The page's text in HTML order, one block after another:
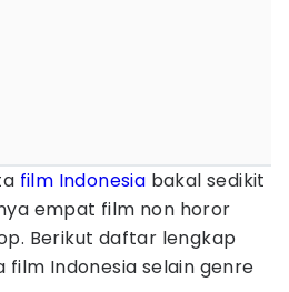
film Indonesia bakal sedikit
empat film non horor
Berikut daftar lengkap
Indonesia selain genre